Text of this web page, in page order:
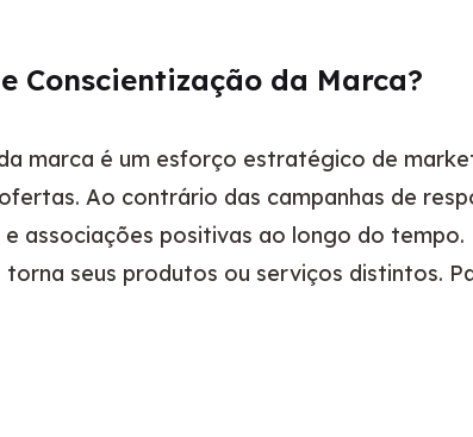
Conscientização da Marca?
marca é um esforço estratégico de
Ao contrário das campanhas de
associações positivas ao longo do
seus produtos ou serviços distintos.